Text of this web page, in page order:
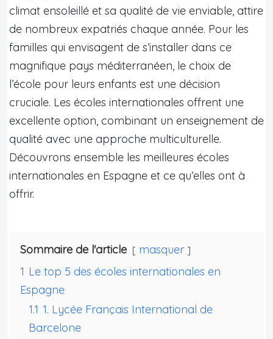
climat ensoleillé et sa qualité de vie enviable, attire
de nombreux expatriés chaque année. Pour les
familles qui envisagent de s’installer dans ce
magnifique pays méditerranéen, le choix de
l’école pour leurs enfants est une décision
cruciale. Les écoles internationales offrent une
excellente option, combinant un enseignement de
qualité avec une approche multiculturelle.
Découvrons ensemble les meilleures écoles
internationales en Espagne et ce qu’elles ont à
offrir.
Sommaire de l'article
masquer
1 Le top 5 des écoles internationales en
Espagne
1.1 1. Lycée Français International de
Barcelone